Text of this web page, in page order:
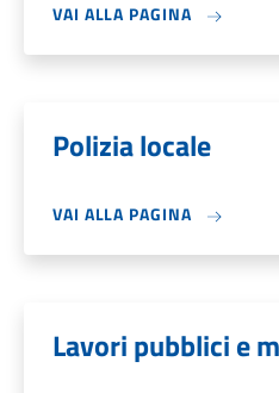
VAI ALLA PAGINA
Polizia locale
VAI ALLA PAGINA
Lavori pubblici e